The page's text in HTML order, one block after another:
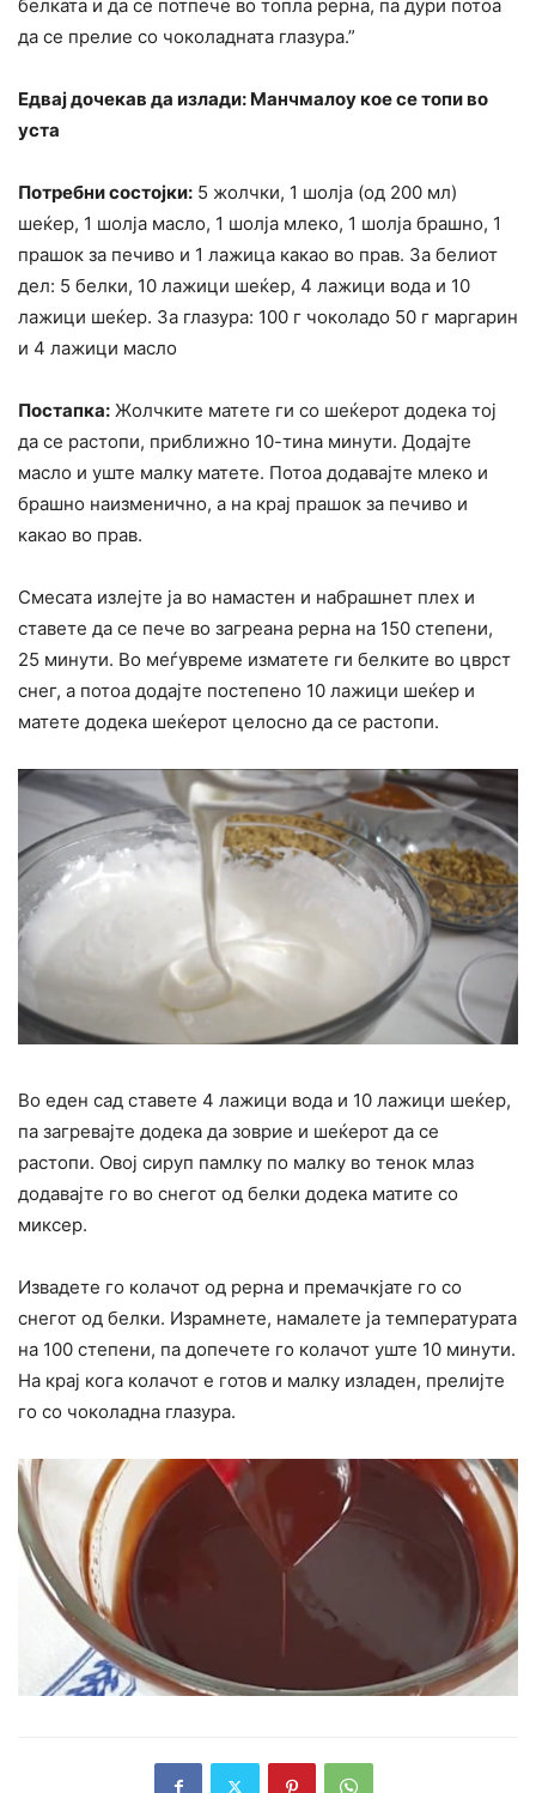
белката и да се потпече во топла рерна, па дури потоа
да се прелие со чоколадната глазура.”
Едвај дочекав да излади: Манчмалоу кое се топи во
уста
Потребни состојки: 5 жолчки, 1 шолја (од 200 мл)
шеќер, 1 шолја масло, 1 шолја млеко, 1 шолја брашно, 1
прашок за печиво и 1 лажица какао во прав. За белиот
дел: 5 белки, 10 лажици шеќер, 4 лажици вода и 10
лажици шеќер. За глазура: 100 г чоколадо 50 г маргарин
и 4 лажици масло
Постапка: Жолчките матете ги со шеќерот додека тој
да се растопи, приближно 10-тина минути. Додајте
масло и уште малку матете. Потоа додавајте млеко и
брашно наизменично, а на крај прашок за печиво и
какао во прав.
Смесата излејте ја во намастен и набрашнет плех и
ставете да се пече во загреана рерна на 150 степени,
25 минути. Во меѓувреме изматете ги белките во цврст
снег, а потоа додајте постепено 10 лажици шеќер и
матете додека шеќерот целосно да се растопи.
Во еден сад ставете 4 лажици вода и 10 лажици шеќер,
па загревајте додека да зоврие и шеќерот да се
растопи. Овој сируп памлку по малку во тенок млаз
додавајте го во снегот од белки додека матите со
миксер.
Извадете го колачот од рерна и премачкјате го со
снегот од белки. Израмнете, намалете ја температурата
на 100 степени, па допечете го колачот уште 10 минути.
На крај кога колачот е готов и малку изладен, прелијте
го со чоколадна глазура.